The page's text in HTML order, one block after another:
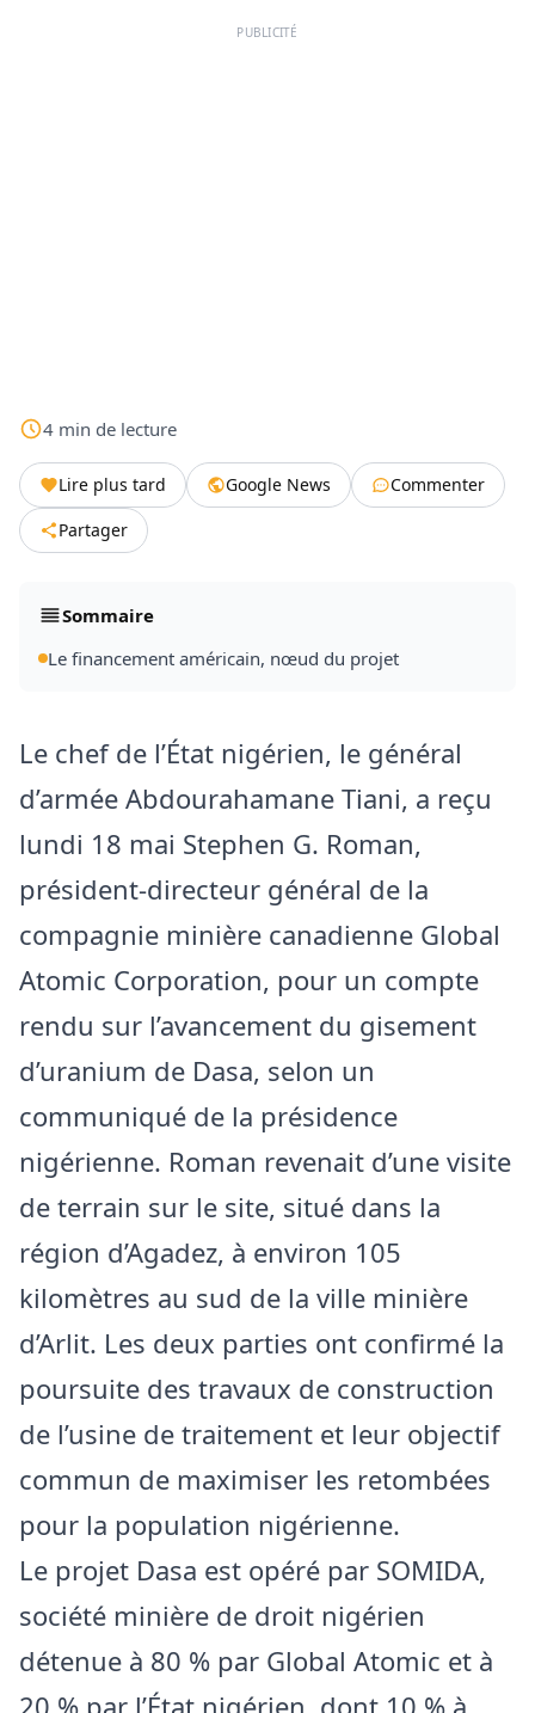
PUBLICITÉ
4 min de lecture
Lire plus tard Google News
Commenter
Partager
Sommaire
Le financement américain, nœud du projet
Le chef de l’État nigérien, le général
d’armée Abdourahamane Tiani, a reçu
lundi 18 mai Stephen G. Roman,
président-directeur général de la
compagnie minière canadienne Global
Atomic Corporation, pour un compte
rendu sur l’avancement du gisement
d’uranium de Dasa, selon un
communiqué de la présidence
nigérienne. Roman revenait d’une visite
de terrain sur le site, situé dans la
région d’Agadez, à environ 105
kilomètres au sud de la ville minière
d’Arlit. Les deux parties ont confirmé la
poursuite des travaux de construction
de l’usine de traitement et leur objectif
commun de maximiser les retombées
pour la population nigérienne.
Le projet Dasa est opéré par SOMIDA,
société minière de droit nigérien
détenue à 80 % par Global Atomic et à
20 % par l’État nigérien, dont 10 % à